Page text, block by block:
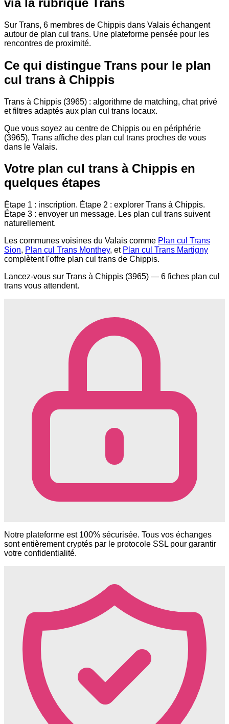
Sur Trans, 6 membres de Chippis dans Valais échangent
autour de plan cul trans. Une plateforme pensée pour les
rencontres de proximité.
Ce qui distingue Trans pour le plan
cul trans à Chippis
Trans à Chippis (3965) : algorithme de matching, chat privé
et filtres adaptés aux plan cul trans locaux.
Que vous soyez au centre de Chippis ou en périphérie
(3965), Trans affiche des plan cul trans proches de vous
dans le Valais.
Votre plan cul trans à Chippis en
quelques étapes
Étape 1 : inscription. Étape 2 : explorer Trans à Chippis.
Étape 3 : envoyer un message. Les plan cul trans suivent
naturellement.
Les communes voisines du Valais comme Plan cul Trans
Sion, Plan cul Trans Monthey, et Plan cul Trans Martigny
complètent l'offre plan cul trans de Chippis.
Lancez-vous sur Trans à Chippis (3965) — 6 fiches plan cul
trans vous attendent.
Notre plateforme est 100% sécurisée. Tous vos échanges
sont entièrement cryptés par le protocole SSL pour garantir
votre confidentialité.